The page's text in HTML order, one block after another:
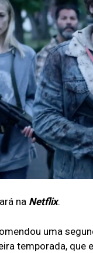
na Netflix.
uma
temporada, que